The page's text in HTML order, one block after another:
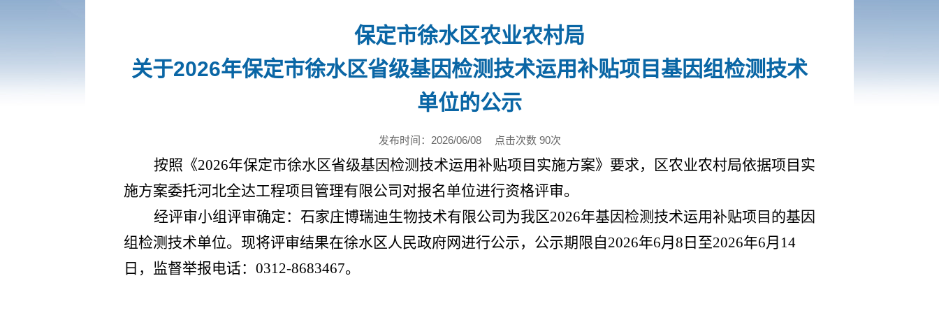
保定市徐水区农业农村局
关于2026年保定市徐水区省级基因检测技术运用补贴项目基因组检测技术
单位的公示
发布时间：2026/06/08 点击次数 90次
按照《2026年保定市徐水区省级基因检测技术运用补贴项目实施方案》要求，
区农业农村局依据项目实
施方案委托河北全达工程项目管理有限公司对报名单位进行资格评审。
经评审小组评审确定：石家庄博瑞迪生物技术有限公司为我区2026年基因检测技术运用补贴项目的基因
组检测技术单位。现将评审结果在徐水区人民政府网进行公示， 公示期限自2026年6月8日至2026年6月14
日， 监督举报电话： 0312-8683467。